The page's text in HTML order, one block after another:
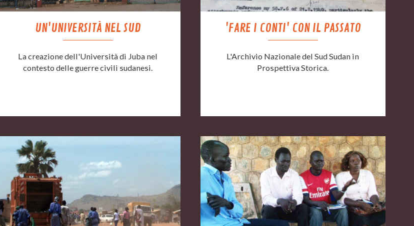
UN'UNIVERSITÀ NEL SUD
La creazione dell'Università di Juba nel
contesto delle guerre civili sudanesi.
'FARE I CONTI' CON IL PASSATO
L'Archivio Nazionale del Sud Sudan in
Prospettiva Storica.